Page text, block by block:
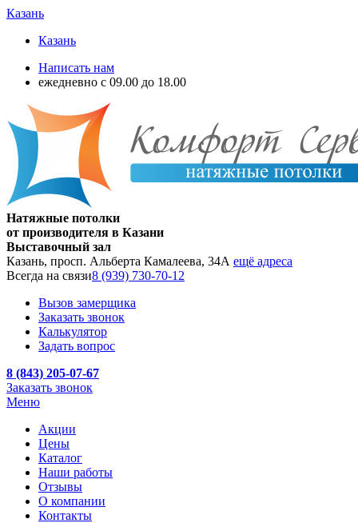
Казань
Казань
Написать нам
ежедневно с 09.00 до 18.00
Натяжные потолки
от производителя в Казани
Выставочный зал
Казань, просп. Альберта Камалеева, 34А ещё адреса
Всегда на связи8 (939) 730-70-12
Вызов замерщика
Заказать звонок
Калькулятор
Задать вопрос
8 (843) 205-07-67
Заказать звонок
Меню
Акции
Цены
Каталог
Наши работы
Отзывы
О компании
Контакты